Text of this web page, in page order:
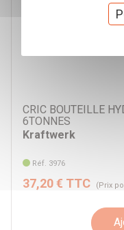
CRIC BOUTEILLE
6TONNES
Kraftwerk
Réf. 3976
37,20 € TTC (Prix